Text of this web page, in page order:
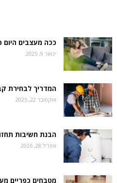
ככה מעצבים היום
ינואר 9, 2025
המדריך לבחירת
אוקטובר 22, 2025
הבנת חשיבות
אפריל 28, 2026
מטבחים כפריים